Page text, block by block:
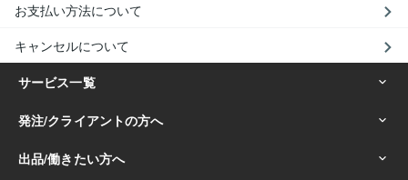
お支払い方法について
キャンセルについて